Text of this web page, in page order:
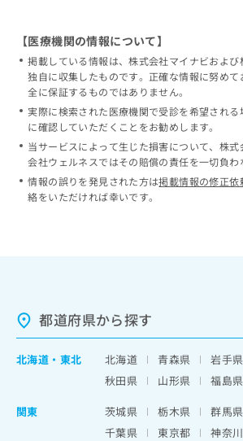
【医療機関の情報について】
掲載している情報は、株式会社マイナビおよ
独自に収集したものです。正確な情報に努め
全に保証するものではありません。
実際に検索された医療機関で受診を希望され
に確認していただくことをお勧めします。
当サービスによって生じた損害について、株
会社ウェルネスではその賠償の責任を一切負わ
情報の誤りを発見された方は掲載情報の修正依
絡をいただければ幸いです。
都道府県から探す
北海道 ・ 東北 北海道 青森県 岩手県
秋田県
山形県
福島県
関東
茨城県 栃木県 群馬県
千葉県
東京都 神奈